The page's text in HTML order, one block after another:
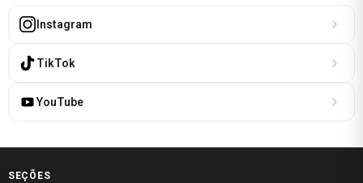
Instagram
TikTok
YouTube
SEÇÕES